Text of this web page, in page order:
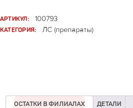
АРТИКУЛ:
100793
КАТЕГОРИЯ:
ЛС (препараты)
ОСТАТКИ В ФИЛИАЛАХ ДЕТАЛИ